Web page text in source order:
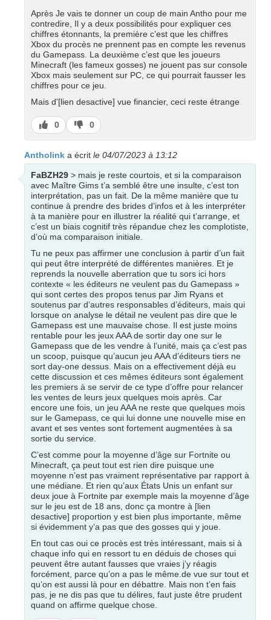
Après Je vais te donner un coup de main Antho pour me
contredire, Il y a deux possibilités pour expliquer ces
chiffres étonnants, la première c’est que les chiffres
Xbox du procès ne prennent pas en compte les revenus
du Gamepass. La deuxième c’est que les joueurs
Minecraft (les fameux gosses) ne jouent pas sur console
Xbox mais seulement sur PC, ce qui pourrait fausser les
chiffres pour ce jeu.
Mais d'[lien desactive] vue financier, ceci reste étrange
J’aime
0
J’aime
pas
0
Antholink a écrit le 04/07/2023 à 13:12
FaBZH29 > mais je reste courtois, et si la comparaison
avec Maître Gims t’a semblé être une insulte, c’est ton
interprétation, pas un fait. De la même manière que tu
continue à prendre des brides d’infos et à les interpréter
à ta manière pour en illustrer la réalité qui t’arrange, et
c’est un biais cognitif très répandue chez les complotiste,
d’où ma comparaison initiale.
Tu ne peux pas affirmer une conclusion à partir d’un fait
qui peut être interprété de différentes manières. Et je
reprends la nouvelle aberration que tu sors ici hors
contexte « les éditeurs ne veulent pas du Gamepass »
qui sont certes des propos tenus par Jim Ryans et
soutenus par d’autres responsables d’éditeurs, mais qui
lorsque on analyse le détail ne veulent pas dire que le
Gamepass est une mauvaise chose. Il est juste moins
rentable pour les jeux AAA de sortir day one sur le
Gamepass que de les vendre à l’unité, mais ça c’est pas
un scoop, puisque qu’aucun jeu AAA d’éditeurs tiers ne
sort day-one dessus. Mais on a effectivement déjà eu
cette discussion et ces mêmes éditeurs sont également
les premiers à se servir de ce type d’offre pour relancer
les ventes de leurs jeux quelques mois après. Car
encore une fois, un jeu AAA ne reste que quelques mois
sur le Gamepass, ce qui lui donne une nouvelle mise en
avant et ses ventes sont fortement augmentées à sa
sortie du service.
C’est comme pour la moyenne d’âge sur Fortnite ou
Minecraft, ça peut tout est rien dire puisque une
moyenne n’est pas vraiment représentative par rapport à
une médiane. Et rien qu’aux États Unis un enfant sur
deux joue à Fortnite par exemple mais la moyenne d’âge
sur le jeu est de 18 ans, donc ça montre à [lien
desactive] proportion y est bien plus importante, même
si évidemment y’a pas que des gosses qui y joue.
En tout cas oui ce procès est très intéressant, mais si à
chaque info qui en ressort tu en déduis de choses qui
peuvent être autant fausses que vraies j’y réagis
forcément, parce qu’on a pas le même.de vue sur tout et
qu’on est aussi là pour en débattre. Mais non t’en fais
pas, je ne dis pas que tu délires, faut juste être prudent
quand on affirme quelque chose.